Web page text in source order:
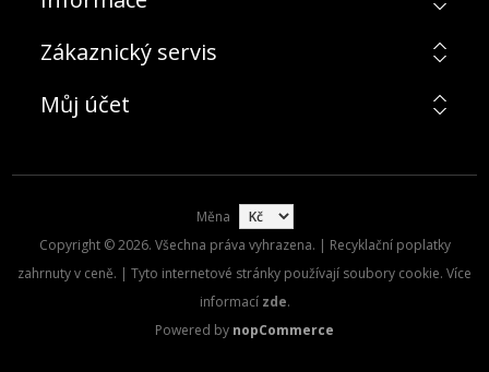
Zákaznický servis
Můj účet
Měna
Copyright © 2026. Všechna práva vyhrazena. | Recyklační poplatky
zahrnuty v ceně. | Tyto internetové stránky používají soubory cookie. Více
informací zde.
Powered by nopCommerce